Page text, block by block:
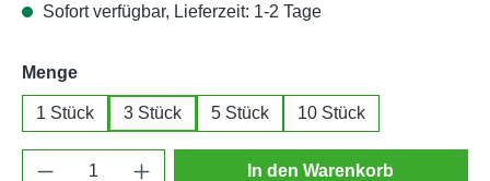
Sofort verfügbar, Lieferzeit: 1-2 Tage
Mengeauswählen
1 Stück 3 Stück 5 Stück 10 Stück
Produkt Anzahl: Gib den gewünschten
In den Warenkorb